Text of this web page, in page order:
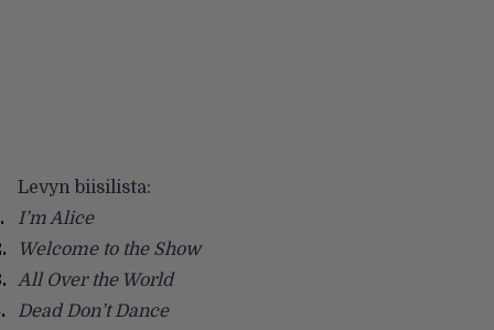
Levyn biisilista:
I’m Alice
Welcome to the Show
All Over the World
Dead Don’t Dance